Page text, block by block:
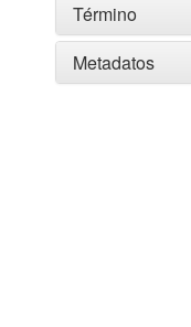
Término
Metadatos